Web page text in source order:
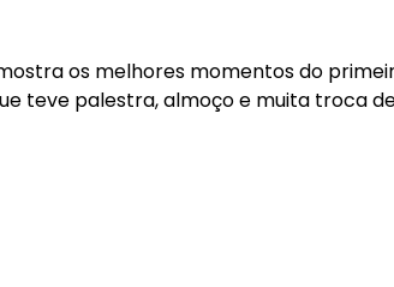
os melhores momentos do
teve palestra, almoço e muita troca